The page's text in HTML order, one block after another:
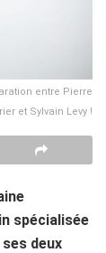
entre Pierre
et Sylvain Levy !
spécialisée
deux